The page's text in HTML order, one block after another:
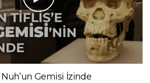
Nuh’un Gemisi İzinde